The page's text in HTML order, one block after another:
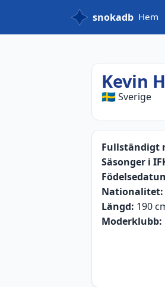
snokadb Hem
Kevin
🇸🇪Sverige
Fullständigt
Säsonger i
Nationalitet:
Längd: 190
Moderklubb: